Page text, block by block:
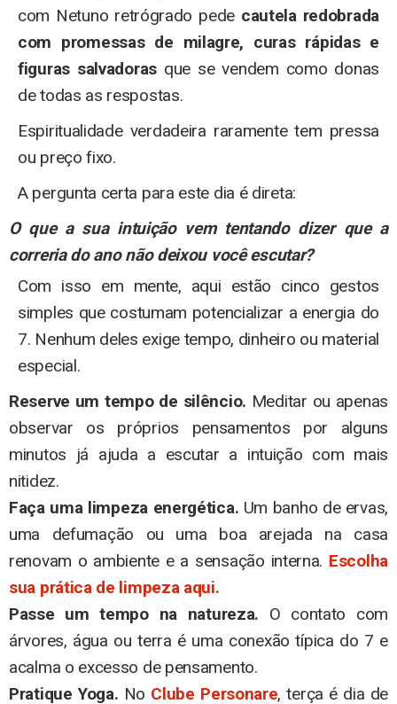
com Netuno retrógrado pede cautela redobrada
com promessas de milagre, curas rápidas e
figuras salvadorasque se vendem como donas
de todas as respostas.
Espiritualidade verdadeira raramente tem pressa
ou preço fixo.
A pergunta certa para este dia é direta:
O que a sua intuição vem tentando dizer que a
correria do ano não deixou você escutar?
Com isso em mente, aqui estão cinco gestos
simples que costumam potencializar a energia do
7. Nenhum deles exige tempo, dinheiro ou material
especial.
Reserve um tempo de silêncio. Meditar ou apenas
observar os próprios pensamentos por alguns
minutos já ajuda a escutar a intuição com mais
nitidez.
Faça uma limpeza energética. Um banho de ervas,
uma defumação ou uma boa arejada na casa
renovam o ambiente e a sensação interna. Escolha
sua prática de limpeza aqui.
Passe um tempo na natureza. O contato com
árvores, água ou terra é uma conexão típica do 7 e
acalma o excesso de pensamento.
Pratique Yoga. No Clube Personare, terça é dia de